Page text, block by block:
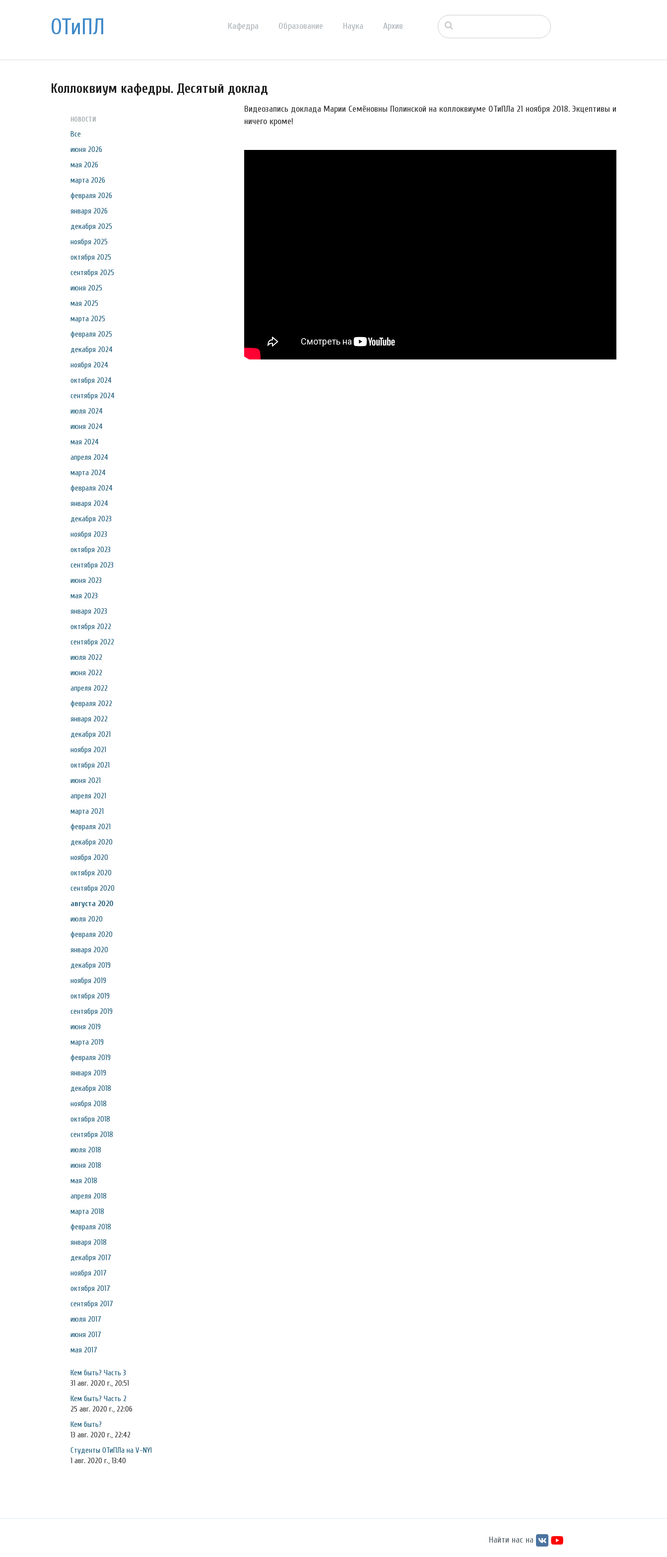
ОТиПЛ Кафедра Образование Наука Архив
Коллоквиум кафедры. Десятый доклад
НОВОСТИ
Все
июня 2026
мая 2026
марта 2026
февраля 2026
января 2026
декабря 2025
ноября 2025
октября 2025
сентября 2025
июня 2025
мая 2025
марта 2025
февраля 2025
декабря 2024
ноября 2024
октября 2024
сентября 2024
июля 2024
июня 2024
мая 2024
апреля 2024
марта 2024
февраля 2024
января 2024
декабря 2023
ноября 2023
октября 2023
сентября 2023
июня 2023
мая 2023
января 2023
октября 2022
сентября 2022
июля 2022
июня 2022
апреля 2022
февраля 2022
января 2022
декабря 2021
ноября 2021
октября 2021
июня 2021
апреля 2021
марта 2021
февраля 2021
декабря 2020
ноября 2020
октября 2020
сентября 2020
августа 2020
июля 2020
февраля 2020
января 2020
декабря 2019
ноября 2019
октября 2019
сентября 2019
июня 2019
марта 2019
февраля 2019
января 2019
декабря 2018
ноября 2018
октября 2018
сентября 2018
июля 2018
июня 2018
мая 2018
апреля 2018
марта 2018
февраля 2018
января 2018
декабря 2017
ноября 2017
октября 2017
сентября 2017
июля 2017
июня 2017
мая 2017
Кем быть? Часть 3
31 авг. 2020 г., 20:51
Кем быть? Часть 2
25 авг. 2020 г., 22:06
Кем быть?
13 авг. 2020 г., 22:42
Студенты ОТиПЛа на V-NYI
1 авг. 2020 г., 13:40
Видеозапись доклада Марии Семёновны Полинской на коллоквиуме ОТиПЛа 21 ноября 2018. Экцептивы и
ничего кроме!
Найти нас на